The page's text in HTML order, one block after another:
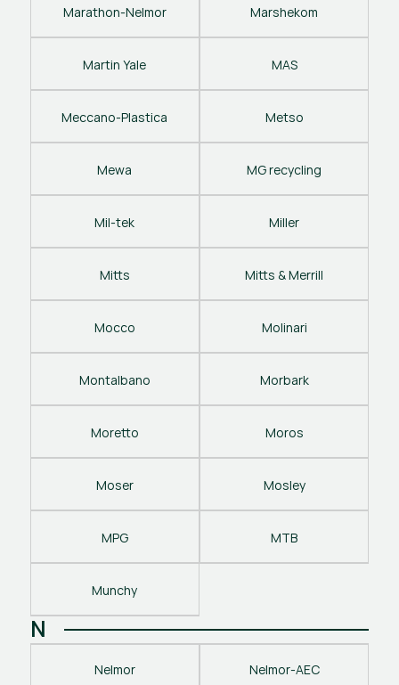
Marathon-Nelmor Marshekom
Martin Yale MAS
Meccano-Plastica Metso
Mewa MG recycling
Mil-tek Miller
Mitts Mitts & Merrill
Mocco Molinari
Montalbano Morbark
Moretto Moros
Moser Mosley
MPG MTB
Munchy
N
Nelmor Nelmor-AEC